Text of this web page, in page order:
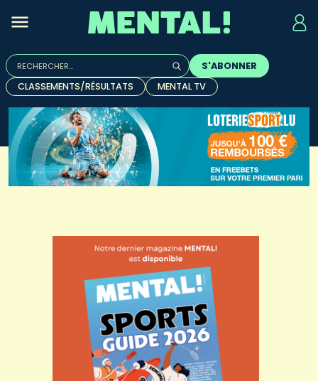
Rechercher :
Quand les résultats de l'auto-complétion sont
S'ABONNER
CLASSEMENTS/RÉSULTATS
MENTAL TV